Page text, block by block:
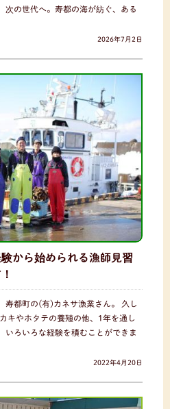
次の世代へ。寿都の海が紡ぐ、ある
2026年7月2日
から始められる漁師見習
寿都町の(有)カネサ漁業さん。 久し
キやホタテの養殖の他、1年を通し
いろいろな経験を積むことができま
2022年4月20日